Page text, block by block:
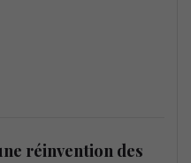
réinvention des